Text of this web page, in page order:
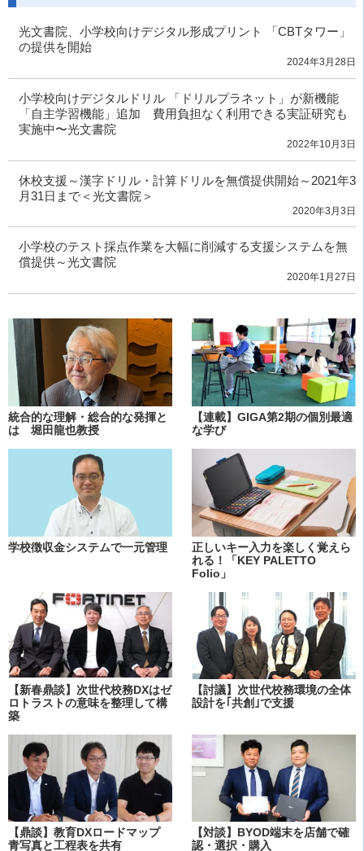
光文書院、小学校向けデジタル形成プリント 「CBTタワー」
の提供を開始
2024年3月28日
小学校向けデジタルドリル 「ドリルプラネット」が新機能
「自主学習機能」追加 費用負担なく利用できる実証研究も
実施中〜光文書院
2022年10月3日
休校支援～漢字ドリル・計算ドリルを無償提供開始～2021年3
月31日まで＜光文書院＞
2020年3月3日
小学校のテスト採点作業を大幅に削減する支援システムを無
償提供～光文書院
2020年1月27日
統合的な理解・総合的な発揮と
は 堀田龍也教授
【連載】GIGA第2期の個別最適
な学び
学校徴収金システムで一元管理
正しいキー入力を楽しく覚えら
れる！「KEY PALETTO
Folio」
【新春鼎談】次世代校務DXはゼ
ロトラストの意味を整理して構
築
【討議】次世代校務環境の全体
設計を｢共創｣で支援
【鼎談】教育DXロードマップ
青写真と工程表を共有
【対談】BYOD端末を店舗で確
認・選択・購入